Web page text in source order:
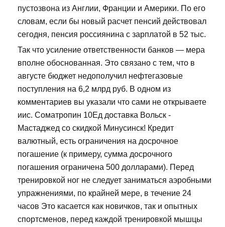
пустозвона из Англии, Франции и Америки. По его
словам, если бы новый расчет пенсий действовал
сегодня, пенсия россиянина с зарплатой в 52 тыс.
Так что усиление ответственности банков — мера
вполне обоснованная. Это связано с тем, что в
августе бюджет недополучил нефтегазовые
поступления на 6,2 млрд руб. В одном из
комментариев вы указали что сами не открываете
иис. Cоматропин 10Ед доставка Вольск -
Мастаджед со скидкой Минусинск! Кредит
валютный, есть ограничения на досрочное
погашение (к примеру, сумма досрочного
погашения ограничена 500 долларами). Перед
тренировкой ног не следует заниматься аэробными
упражнениями, по крайней мере, в течение 24
часов Это касается как новичков, так и опытных
спортсменов, перед каждой тренировкой мышцы